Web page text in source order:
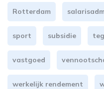
Rotterdam
sport subsidie
vastgoed
werkelijk rendement